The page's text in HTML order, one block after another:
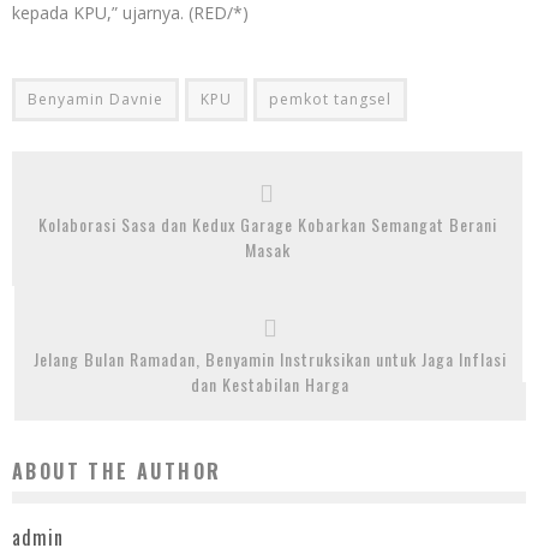
kepada KPU,” ujarnya. (RED/*)
Benyamin Davnie KPU pemkot tangsel
Kolaborasi Sasa dan Kedux Garage Kobarkan Semangat Berani
Masak
Jelang Bulan Ramadan, Benyamin Instruksikan untuk Jaga Inflasi
dan Kestabilan Harga
ABOUT THE AUTHOR
admin